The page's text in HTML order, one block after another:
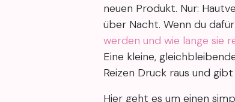
neuen Produkt. Nur:
über Nacht. Wenn du
werden und wie lange sie
Eine kleine,
Reizen Druck raus und
Hier geht es um einen